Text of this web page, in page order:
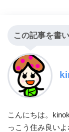
この記事を書
こんにちは。
っこう住み良い